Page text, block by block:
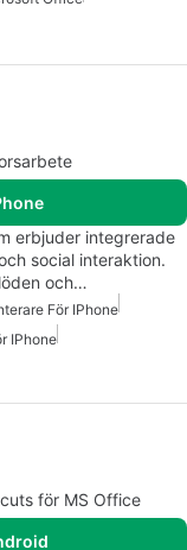
erbjuder integrerade
social interaktion.
och…
För IPhone
IPhone
för MS Office